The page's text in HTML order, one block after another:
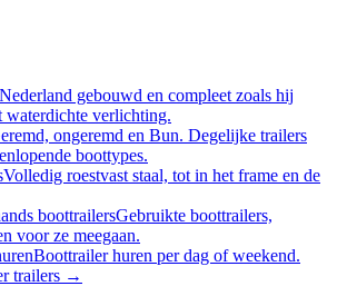
gebouwd en compleet zoals hij
waterdichte verlichting.
ongeremd en Bun. Degelijke trailers
boottypes.
Volledig roestvast staal, tot in het frame en de
boottrailersGebruikte boottrailers,
voor ze meegaan.
Boottrailer huren per dag of weekend.
trailers →